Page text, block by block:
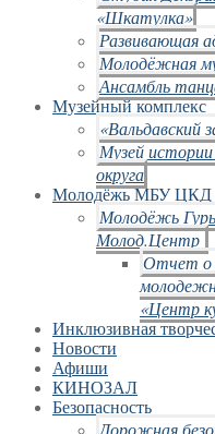
«Шкатулка»
Развивающая
Молодёжная
Ансамбль
Музейный комплекс
«Вальдавский
Музей истории
округа
Молодёжь МБУ ЦКД
Молодёжь
Молод.Центр
Отчет о
«Центр
Инклюзивная
Новости
Афиши
КИНОЗАЛ
Безопасность